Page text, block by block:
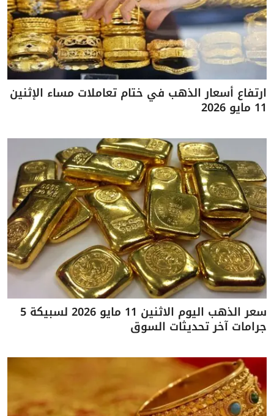
ارتفاع أسعار الذهب في ختام تعاملات مساء الإثنين
11 مايو 2026
سعر الذهب اليوم الاثنين 11 مايو 2026 لسبيكة 5
جرامات آخر تحديثات السوق